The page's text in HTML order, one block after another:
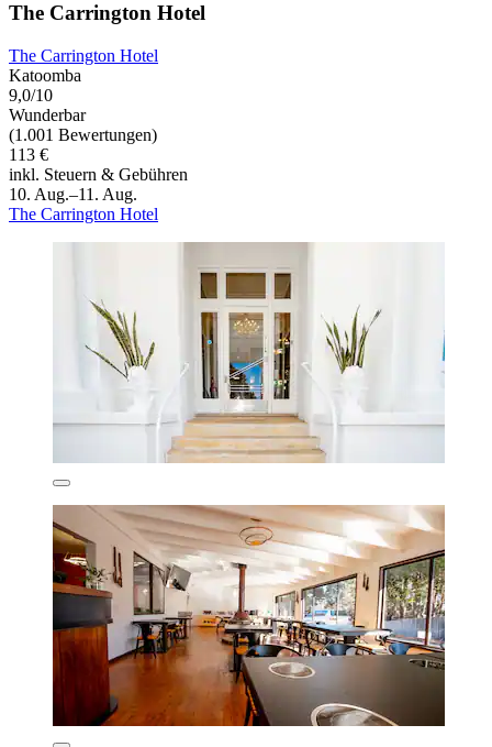
The Carrington Hotel
The Carrington Hotel
Katoomba
9,0/10
Wunderbar
(1.001 Bewertungen)
113 €
inkl. Steuern & Gebühren
10. Aug.–11. Aug.
The Carrington Hotel